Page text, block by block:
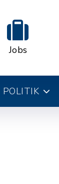
Jobs
POLITIK